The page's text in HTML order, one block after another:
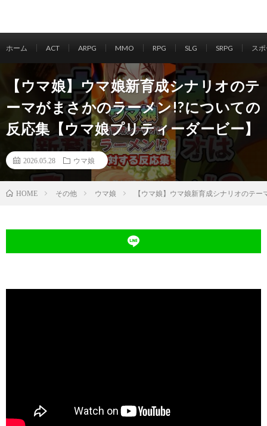
ホーム ACT ARPG MMO RPG SLG SRPG ス
【ウマ娘】ウマ娘新育成シナリオのテ
ーマがまさかのラーメン!?についての
反応集【ウマ娘プリティーダービー】
2026.05.28 ウマ娘
HOME その他 ウマ娘 【ウマ娘】ウマ娘新育成シナリオのテ